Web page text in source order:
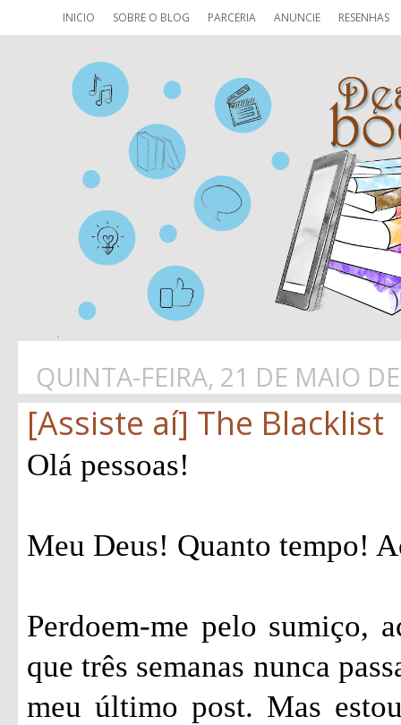
INICIO SOBRE O BLOG PARCERIA ANUNCIE RESENHAS
QUINTA-FEIRA, 21 DE MAIO
[Assiste aí] The Blacklist
Olá pessoas!
Meu Deus! Quanto tempo!
Perdoem-me pelo sumiço,
que três semanas nunca
meu último post. Mas